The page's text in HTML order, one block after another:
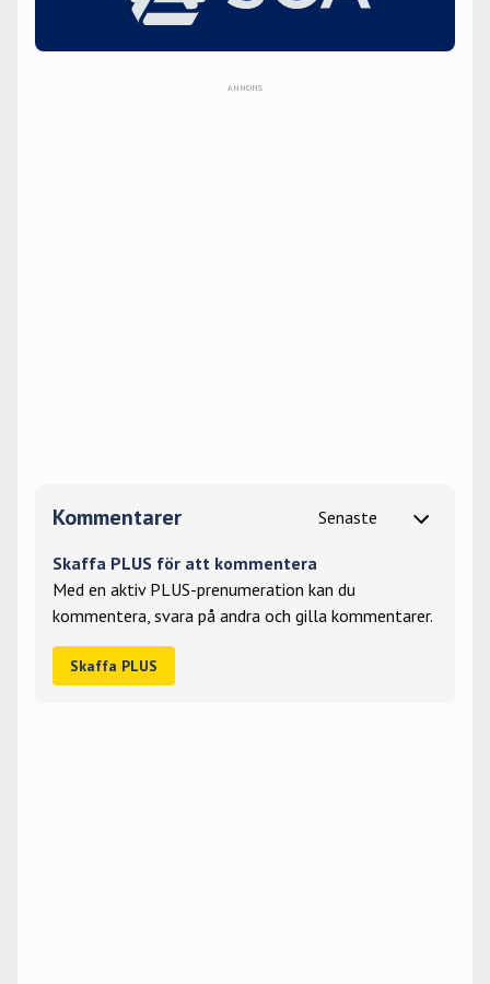
Kommentarer
Skaffa PLUS för att kommentera
Med en aktiv PLUS-prenumeration kan du
kommentera, svara på andra och gilla kommentarer.
Skaffa PLUS